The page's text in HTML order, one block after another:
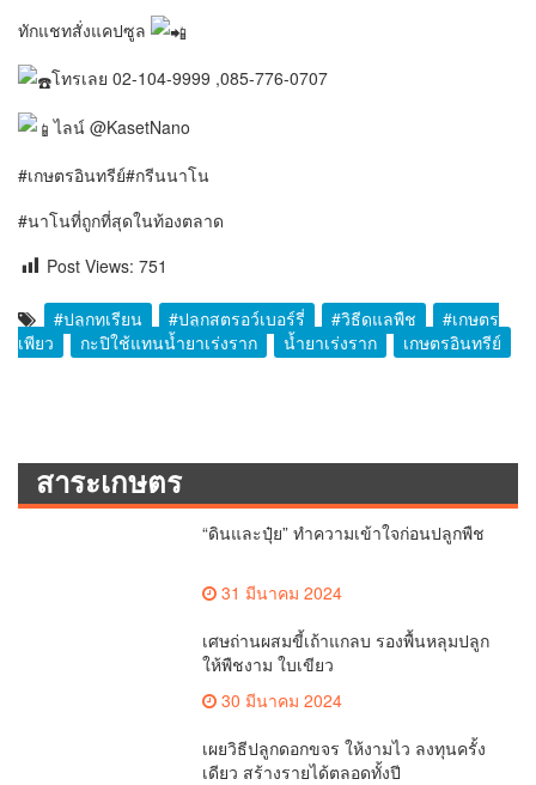
ทักแชทสั่งแคปซูล
โทรเลย 02-104-9999 ,085-776-0707
ไลน์ @KasetNano
#เกษตรอินทรีย์#กรีนนาโน
#นาโนที่ถูกที่สุดในท้องตลาด
Post Views: 751
#ปลูกทุเรียน #ปลูกสตรอว์เบอร์รี่ #วิธีดูแลพืช
#เกษตร
เพียว
กะปิใช้แทนน้ำยาเร่งราก น้ำยาเร่งราก เกษตรอินทรีย์
สาระเกษตร
“ดินและปุ๋ย” ทำความเข้าใจก่อนปลูกพืช
31 มีนาคม 2024
เศษถ่านผสมขี้เถ้าแกลบ รองพื้นหลุมปลูก
ให้พืชงาม ใบเขียว
30 มีนาคม 2024
เผยวิธีปลูกดอกขจร ให้งามไว ลงทุนครั้ง
เดียว สร้างรายได้ตลอดทั้งปี